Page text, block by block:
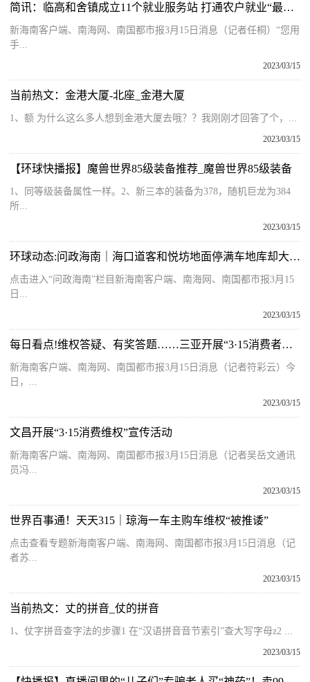
简讯：临高和舍镇成立11个就业服务站 打通农户就业“最后一公里”
新海南客户端、南海网、南国都市报3月15日消息（记者任桐）“您用
手...
2023/03/15
当前热文：金港大厦-北座_金港大厦
1、额 为什么这么多人想到金港大厦去哦？？我刚刚才回答了个，...
2023/03/15
【环球快播报】魔兽世界85级装备推荐_魔兽世界85级装备
1、同等级装备属性一样。2、新三本的装备为378，随机巨龙为384
所...
2023/03/15
环球动态:问政海南｜海口道客和悦坊地面停满车地库却大量空位 业主吐槽“承租无门”
点击进入“问政海南”栏目新海南客户端、南海网、南国都市报3月15
日...
2023/03/15
每日看点!维权答疑、有奖答题……三亚开展“3·15消费者权益日”系列宣传活动
新海南客户端、南海网、南国都市报3月15日消息（记者符彩云）今
日，...
2023/03/15
文昌开展“3·15消费维权”宣传活动
新海南客户端、南海网、南国都市报3月15日消息（记者吴岳文通讯
员冯...
2023/03/15
世界百事通！天天315｜琼海一车主购车维权“被推诿”
点击查看专题新海南客户端、南海网、南国都市报3月15日消息（记
者苏...
2023/03/15
当前热文：丈的拼音_仗的拼音
1、仗字拼音查字法的步骤1 在“汉语拼音音节索引”查大写字母z2 ...
2023/03/15